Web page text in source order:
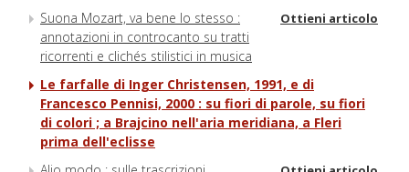
Suona Mozart, va bene lo stesso :
annotazioni in controcanto su tratti
ricorrenti e clichés stilistici in musica
Ottieni articolo
Le farfalle di Inger Christensen, 1991, e di
Francesco Pennisi, 2000 : su fiori di parole, su fiori
di colori ; a Brajcino nell'aria meridiana, a Fleri
prima dell'eclisse